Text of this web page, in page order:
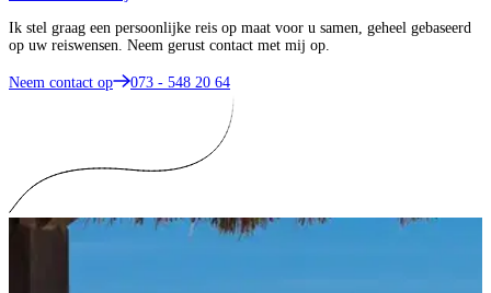
Ik stel graag een persoonlijke reis op maat voor u samen, geheel gebaseerd
op uw reiswensen. Neem gerust contact met mij op.
Neem contact op 073 - 548 20 64